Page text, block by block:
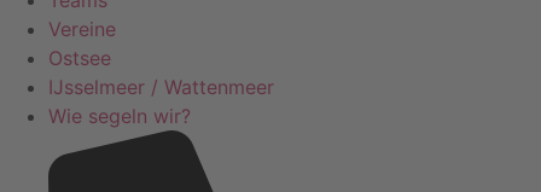
Vereine
Ostsee
IJsselmeer / Wattenmeer
Wie segeln wir?